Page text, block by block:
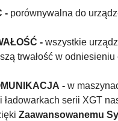
- porównywalna do
- wszystkie
trwałość w
- w
ładowarkach serii XGT
Zaawansowanemu